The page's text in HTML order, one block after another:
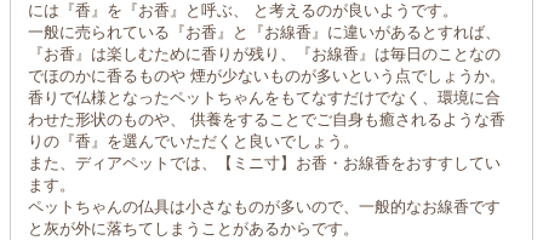
には『香』を『お香』と呼ぶ、 と考えるのが良いようです。
一般に売られている『お香』と『お線香』に違いがあるとすれば、
『お香』は楽しむために香りが残り、『お線香』は毎日のことなの
でほのかに香るものや 煙が少ないものが多いという点でしょうか。
香りで仏様となったペットちゃんをもてなすだけでなく、環境に合
わせた形状のものや、 供養をすることでご自身も癒されるような香
りの『香』を選んでいただくと良いでしょう。
また、ディアペットでは、【ミニ寸】お香・お線香をおすすしてい
ます。
ペットちゃんの仏具は小さなものが多いので、一般的なお線香です
と灰が外に落ちてしまうことがあるからです。